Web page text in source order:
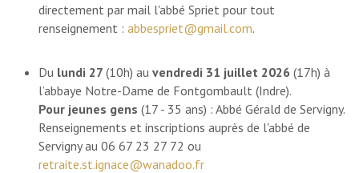
directement par mail l'abbé Spriet pour tout
renseignement : abbespriet@gmail.com.
Du lundi 27 (10h) au vendredi 31 juillet 2026 (17h) à
l’abbaye Notre-Dame de Fontgombault (Indre).
Pour jeunes gens (17 - 35 ans) : Abbé Gérald de Servigny.
Renseignements et inscriptions auprès de l'abbé de
Servigny au 06 67 23 27 72 ou
retraite.st.ignace@wanadoo.fr